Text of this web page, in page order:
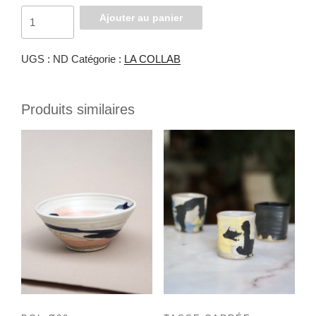
Ajouter au panier
UGS : ND Catégorie : LA COLLAB
Produits similaires